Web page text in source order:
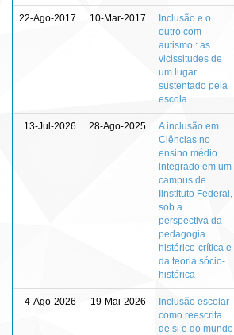
22-Ago-2017 10-Mar-2017
Inclusão e o
outro com
autismo : as
vicissitudes de
um lugar
sustentado pela
escola
13-Jul-2026 28-Ago-2025
A inclusão em
Ciências no
ensino médio
integrado em um
campus de
Iinstituto Federal,
sob a
perspectiva da
pedagogia
histórico-crítica e
da teoria sócio-
histórica
4-Ago-2026 19-Mai-2026
Inclusão escolar
como reescrita
de si e do mundo